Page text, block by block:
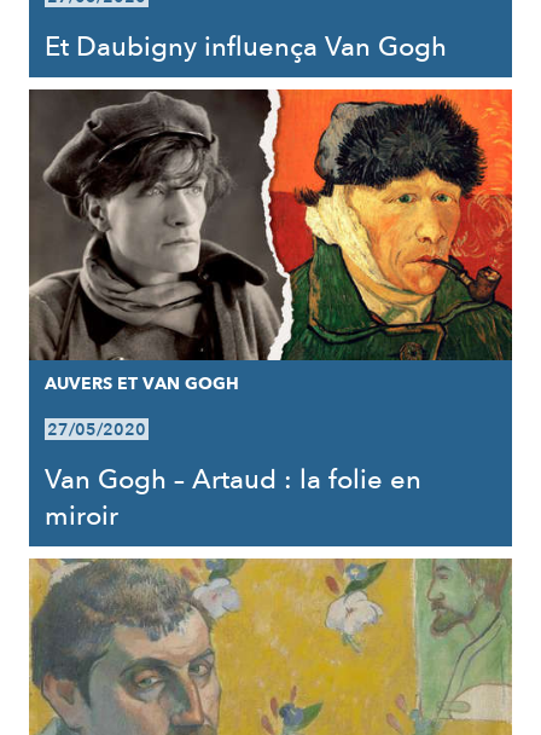
Et Daubigny influença Van Gogh
AUVERS ET VAN GOGH
27/05/2020
Van Gogh – Artaud : la folie en
miroir